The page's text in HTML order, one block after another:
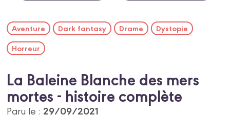
Aventure Dark fantasy Drame
Dystopie
Horreur
La Baleine Blanche des mers
mortes - histoire complète
Paru le : 29/09/2021